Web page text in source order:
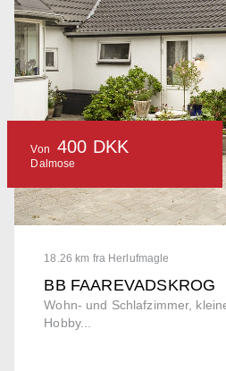
18.26 km fra Herlufmagle
BB FAAREVADSKROG
Wohn- und Schlafzimmer,
Hobby...
Von 400 DKK
Dalmose